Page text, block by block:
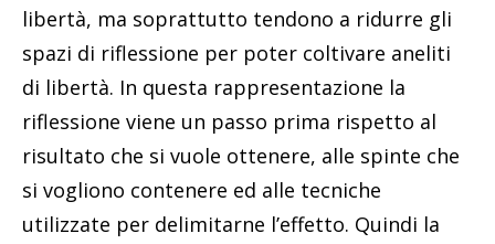
libertà, ma soprattutto tendono a ridurre gli
spazi di riflessione per poter coltivare aneliti
di libertà. In questa rappresentazione la
riflessione viene un passo prima rispetto al
risultato che si vuole ottenere, alle spinte che
si vogliono contenere ed alle tecniche
utilizzate per delimitarne l’effetto. Quindi la